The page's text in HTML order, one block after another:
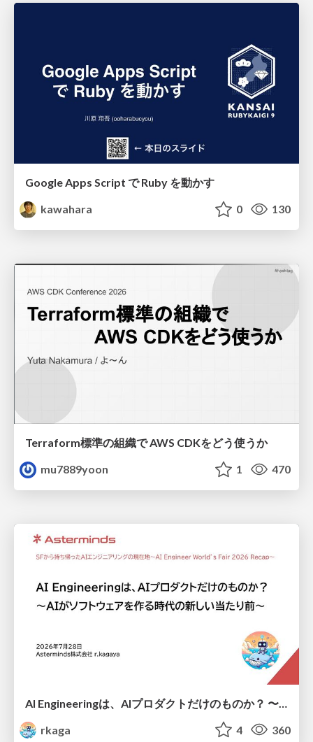
Google Apps Script で Ruby を動かす
kawahara
0 130
Terraform標準の組織で AWS CDKをどう使うか
mu7889yoon
1 470
rkaga
4 360